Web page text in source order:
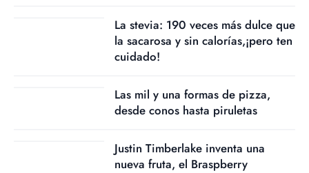
La stevia: 190 veces más dulce que
la sacarosa y sin calorías,¡pero ten
cuidado!
Las mil y una formas de pizza,
desde conos hasta piruletas
Justin Timberlake inventa una
nueva fruta, el Braspberry